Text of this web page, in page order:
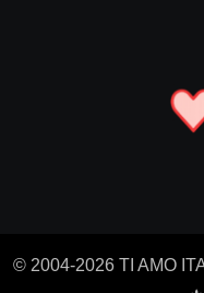
© 2004-2026 TI AMO